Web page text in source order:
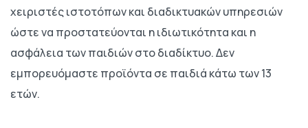
χειριστές ιστοτόπων και διαδικτυακών υπηρεσιών
ώστε να προστατεύονται η ιδιωτικότητα και η
ασφάλεια των παιδιών στο διαδίκτυο. Δεν
εμπορευόμαστε προϊόντα σε παιδιά κάτω των 13
ετών.